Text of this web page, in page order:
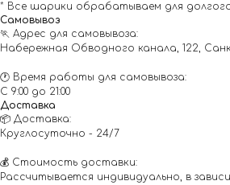
* Все шарики обрабатываем для
Самовывоз
🏃 Адрес для самовывоза:
Набережная Обводного канала, 122,
🕐 Время работы для самовывоза:
С 9:00 до 21:00
Доставка
📦 Доставка:
Круглосуточно - 24/7
💰 Стоимость доставки:
Рассчитывается индивидуально, в